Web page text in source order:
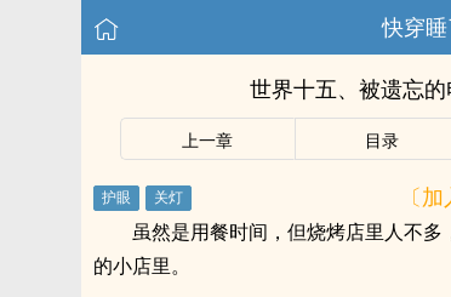
快穿
世界十五、被遗忘的
上一章 目录
〔
虽然是用餐时间，但烧烤店里人不
的小店里。